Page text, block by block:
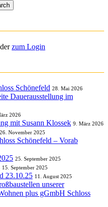
zum Login
Schönefeld 28. Mai 2026
Dauerausstellung im
2026
mit Susann Klossek 9. März 2026
26. November 2025
Schönefeld – Vorab
25. September 2025
15. September 2025
23.10.25 11. August 2025
unserer
plus gGmbH Schloss